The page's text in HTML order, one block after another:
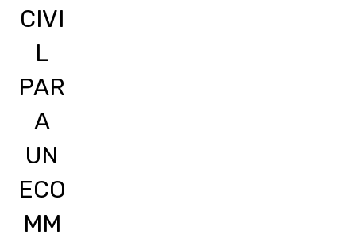
CIVI
L
PAR
A
UN
ECO
MM